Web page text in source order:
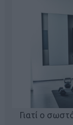
Γιατί ο